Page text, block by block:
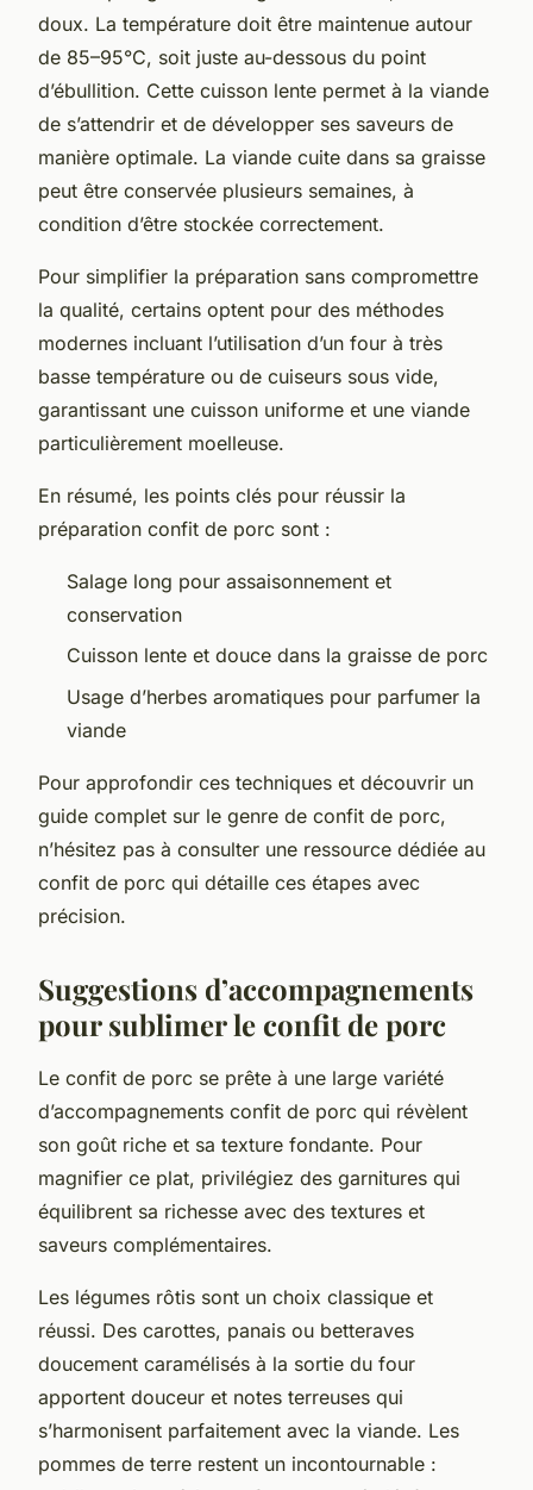
doux. La température doit être maintenue autour
de 85–95°C, soit juste au-dessous du point
d’ébullition. Cette cuisson lente permet à la viande
de s’attendrir et de développer ses saveurs de
manière optimale. La viande cuite dans sa graisse
peut être conservée plusieurs semaines, à
condition d’être stockée correctement.
Pour simplifier la préparation sans compromettre
la qualité, certains optent pour des méthodes
modernes incluant l’utilisation d’un four à très
basse température ou de cuiseurs sous vide,
garantissant une cuisson uniforme et une viande
particulièrement moelleuse.
En résumé, les points clés pour réussir la
préparation confit de porc sont :
Salage long pour assaisonnement et
conservation
Cuisson lente et douce dans la graisse de porc
Usage d’herbes aromatiques pour parfumer la
viande
Pour approfondir ces techniques et découvrir un
guide complet sur le genre de confit de porc,
n’hésitez pas à consulter une ressource dédiée au
confit de porc qui détaille ces étapes avec
précision.
Suggestions d’accompagnements
pour sublimer le confit de porc
Le confit de porc se prête à une large variété
d’accompagnements confit de porc qui révèlent
son goût riche et sa texture fondante. Pour
magnifier ce plat, privilégiez des garnitures qui
équilibrent sa richesse avec des textures et
saveurs complémentaires.
Les légumes rôtis sont un choix classique et
réussi. Des carottes, panais ou betteraves
doucement caramélisés à la sortie du four
apportent douceur et notes terreuses qui
s’harmonisent parfaitement avec la viande. Les
pommes de terre restent un incontournable :